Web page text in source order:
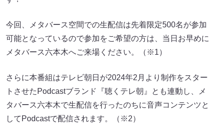
今回、メタバース空間での生配信は先着限定500名が参加
可能となっているので参加をご希望の方は、当日お早めに
メタバース六本木へご来場ください。（※1）
さらに本番組はテレビ朝日が2024年2月より制作をスター
トさせたPodcastブランド『聴くテレ朝』とも連動し、メ
タバース六本木で生配信を行ったのちに音声コンテンツと
してPodcastで配信されます。（※2）